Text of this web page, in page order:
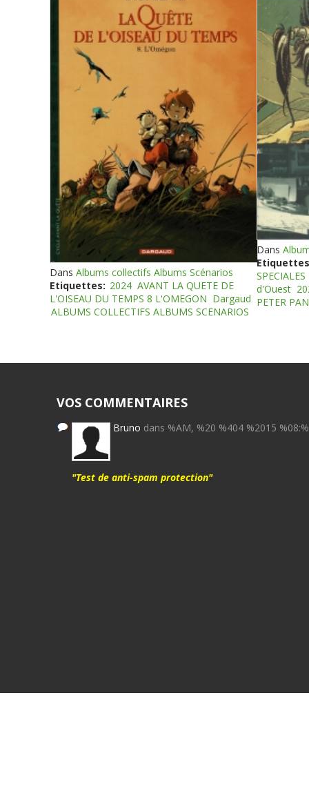
Dans Albums collectifs Albums Scénarios
Etiquettes: 2024 AVANT LA QUETE DE
L'OISEAU DU TEMPS 8 L'OMEGON Dargaud
ALBUMS COLLECTIFS ALBUMS SCENARIOS
Dans
SPECIALES
d'Ouest
PETER PAN
VOS COMMENTAIRES
Bruno dans %AM, %20 %404 %2015
"Test de anti-spam protection"